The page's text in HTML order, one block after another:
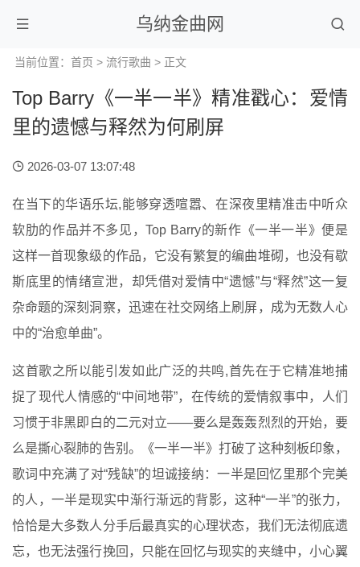
乌纳金曲网
当前位置： 首页 > 流行歌曲 > 正文
Top Barry《一半一半》精准戳心：爱情
里的遗憾与释然为何刷屏
2026-03-07 13:07:48
在当下的华语乐坛,能够穿透喧嚣、在深夜里精准击中听众
软肋的作品并不多见，Top Barry的新作《一半一半》便是
这样一首现象级的作品，它没有繁复的编曲堆砌，也没有歇
斯底里的情绪宣泄，却凭借对爱情中“遗憾”与“释然”这一复
杂命题的深刻洞察，迅速在社交网络上刷屏，成为无数人心
中的“治愈单曲”。
这首歌之所以能引发如此广泛的共鸣,首先在于它精准地捕
捉了现代人情感的“中间地带”，在传统的爱情叙事中，人们
习惯于非黑即白的二元对立——要么是轰轰烈烈的开始，要
么是撕心裂肺的告别。《一半一半》打破了这种刻板印象，
歌词中充满了对“残缺”的坦诚接纳：一半是回忆里那个完美
的人，一半是现实中渐行渐远的背影，这种“一半”的张力，
恰恰是大多数人分手后最真实的心理状态，我们无法彻底遗
忘，也无法强行挽回，只能在回忆与现实的夹缝中，小心翼